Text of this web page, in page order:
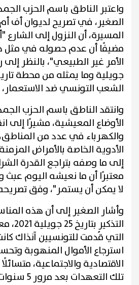
واعتبر الناطق باسم الحزب
الصغير، في تصريح لديوان
المسيرة، أن النزول إلى
مضيفًا أن عدم حصوله في مثل
جويلية وما يمثله من محطة
الشعب التونسي ضد
وانتقد الناطق باسم الحزب
الأوضاع المعيشية، مشيرًا إلى
والكهرباء في عدد من
الأدوية الخاصة بالأمراض
إلى ما وصفه بتراجع القدرة
معتبرًا أن ما نعيشه اليوم عبث
لا يمكن أن يستمر"، وفق
وأشار الصغير إلى أن هذه
التي قُدمت للتونسيين آنذاك
استرجاع الأموال المنهوبة
الاقتصادية والاجتماعية،
تلك التعهدات بعد مرور 5 سنوات.